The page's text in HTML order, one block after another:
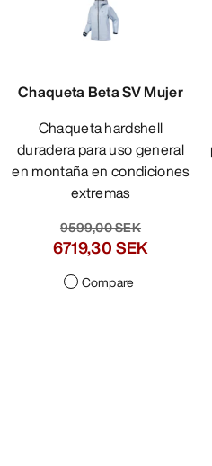
Chaqueta Beta SV Mujer
Chaqueta hardshell
duradera para uso general
en montaña en condiciones
extremas
9599,00 SEK
6719,30 SEK
Compare